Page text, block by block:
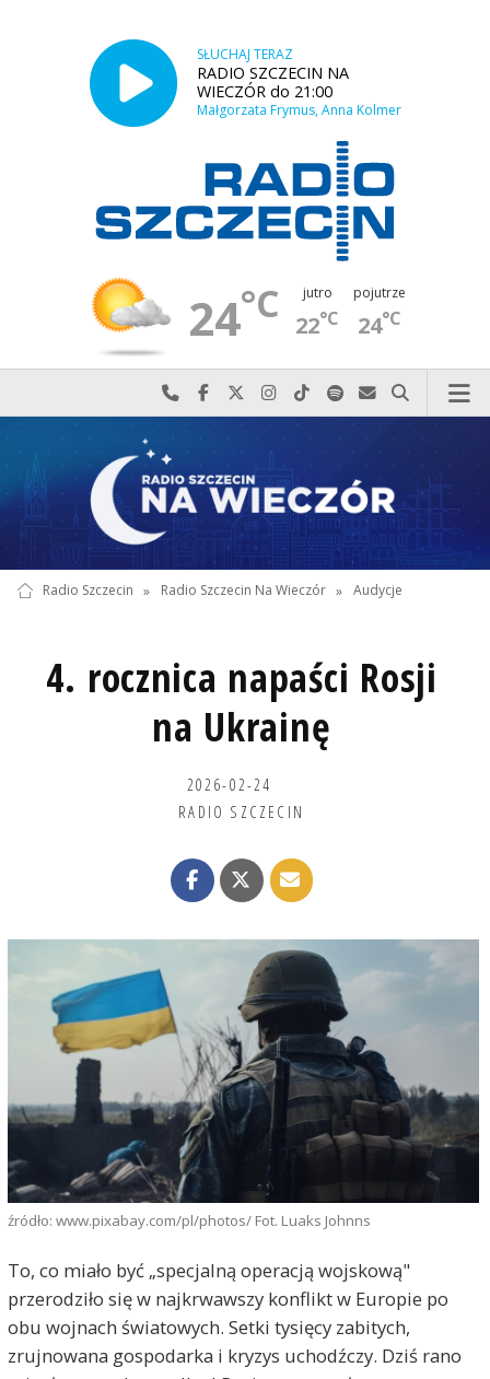
SŁUCHAJ TERAZ
RADIO SZCZECIN NA
WIECZÓR do 21:00
Małgorzata Frymus, Anna Kolmer
24°C jutro
22°C
pojutrze
24°C
Najlepiej po prostu do nas zadzwoń
Odwiedź nas na Facebook-u
Odwiedź nas na X
Odwiedź nas na Instagram-ie
Odwiedź nas na TikTok-u
Szukaj nas na Spotify
Wyślij do nas
Szukaj
Radio Szczecin » Radio Szczecin Na Wieczór » Audycje
4. rocznica napaści Rosji
na Ukrainę
2026-02-24
RADIO SZCZECIN
źródło: www.pixabay.com/pl/photos/ Fot. Luaks Johnns
To, co miało być „specjalną operacją wojskową"
przerodziło się w najkrwawszy konflikt w Europie po
obu wojnach światowych. Setki tysięcy zabitych,
zrujnowana gospodarka i kryzys uchodźczy. Dziś rano